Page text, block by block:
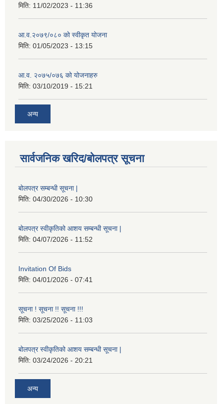
मिति: 11/02/2023 - 11:36
आ.व.२०७९/०८० को स्वीकृत योजना
मिति: 01/05/2023 - 13:15
आ.व. २०७५/०७६ को योजनाहरु
मिति: 03/10/2019 - 15:21
अन्य
सार्वजनिक खरिद/बोलपत्र सूचना
बोलपत्र सम्बन्धी सूचना |
मिति: 04/30/2026 - 10:30
बोलपत्र स्वीकृतिको आशय सम्बन्धी सूचना |
मिति: 04/07/2026 - 11:52
Invitation Of Bids
मिति: 04/01/2026 - 07:41
सूचना ! सूचना !! सूचना !!!
मिति: 03/25/2026 - 11:03
बोलपत्र स्वीकृतिको आशय सम्बन्धी सूचना |
मिति: 03/24/2026 - 20:21
अन्य